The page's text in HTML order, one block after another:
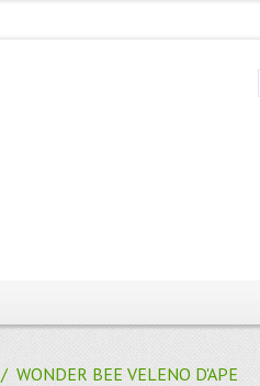
/ WONDER BEE VELENO D'APE